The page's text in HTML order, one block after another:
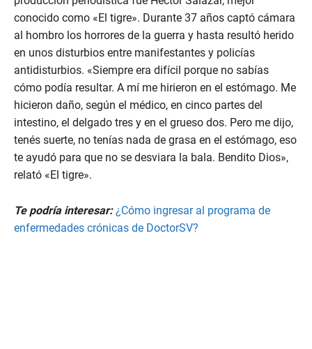
conocido como «El tigre». Durante 37 años captó cámara
al hombro los horrores de la guerra y hasta resultó herido
en unos disturbios entre manifestantes y policías
antidisturbios. «Siempre era difícil porque no sabías
cómo podía resultar. A mí me hirieron en el estómago. Me
hicieron daño, según el médico, en cinco partes del
intestino, el delgado tres y en el grueso dos. Pero me dijo,
tenés suerte, no tenías nada de grasa en el estómago, eso
te ayudó para que no se desviara la bala. Bendito Dios»,
relató «El tigre».
Te podría interesar:¿Cómo ingresar al programa de
enfermedades crónicas de DoctorSV?